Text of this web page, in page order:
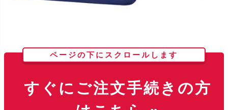
ページの下にスクロールします
すぐにご注文手続きの方